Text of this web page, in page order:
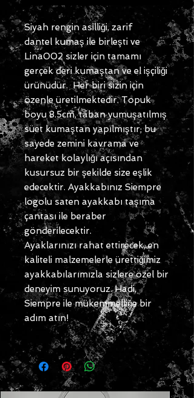
Siyah rengin asilliği, zarif
dantel kumaş ile birleşti ve
Lina002 sizler için tamamı
gerçek deri kumaştan ve el işçiliği
ürünüdür. Her biri sizin için
özenle üretilmektedir. Topuk
boyu 8.5cm, taban yumuşatılmış
süet kumaştan yapılmıştır; bu
sayede zemini kavrama ve
hareket kolaylığı açısından
kusursuz bir şekilde size eşlik
edecektir. Ayakkabınız Siempre
logolu saten ayakkabı taşıma
çantası ile beraber
gönderilecektir.
Ayaklarınızı rahat ettirecek, en
kaliteli malzemelerle ürettiğimiz
ayakkabılarımızla sizlere özel bir
deneyim sunuyoruz. Hadi,
Siempre ile mükemmelliğe bir
adım atın!